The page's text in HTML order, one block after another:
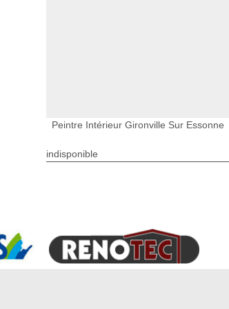
Peintre Intérieur Gironville Sur Essonne
indisponible